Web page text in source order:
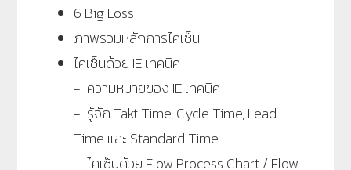
6 Big Loss
ภาพรวมหลักการไคเซ็น
ไคเซ็นด้วย IE เทคนิค
- ความหมายของ IE เทคนิค
- รู้จัก Takt Time, Cycle Time, Lead
Time และ Standard Time
- ไคเซ็นด้วย Flow Process Chart / Flow